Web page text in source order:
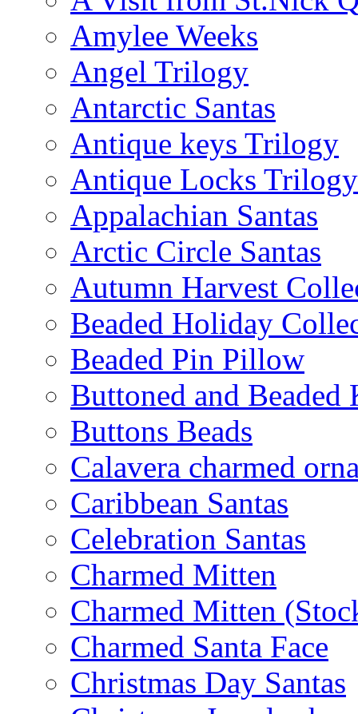
Amylee Weeks
Angel Trilogy
Antarctic Santas
Antique keys Trilogy
Antique Locks Trilogy
Appalachian Santas
Arctic Circle Santas
Autumn Harvest
Beaded Holiday
Beaded Pin Pillow
Buttoned and Beaded
Buttons Beads
Calavera charmed
Caribbean Santas
Celebration Santas
Charmed Mitten
Charmed Mitten
Charmed Santa Face
Christmas Day Santas